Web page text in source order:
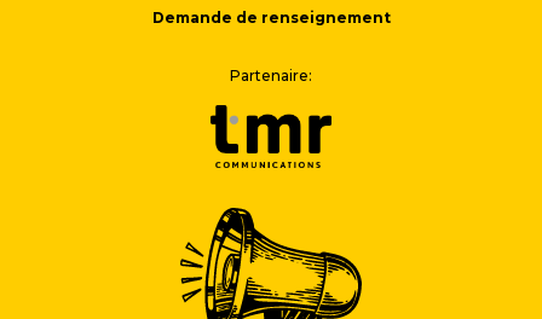
Demande de renseignement
Partenaire: